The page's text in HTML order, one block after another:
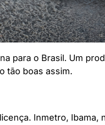
para o Brasil. Um
tão boas assim.
Inmetro, Ibama,